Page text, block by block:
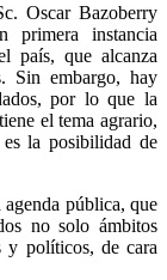
Oscar Bazoberry
primera instancia
país, que alcanza
Sin embargo, hay
por lo que la
el tema agrario,
la posibilidad de
pública, que
no solo ámbitos
y políticos, de cara